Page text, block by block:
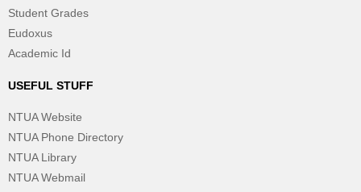
Student Grades
Eudoxus
Academic Id
USEFUL STUFF
NTUA Website
NTUA Phone Directory
NTUA Library
NTUA Webmail